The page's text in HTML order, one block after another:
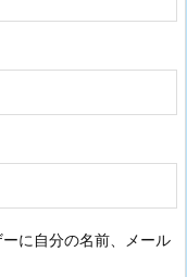
に自分の名前、メール